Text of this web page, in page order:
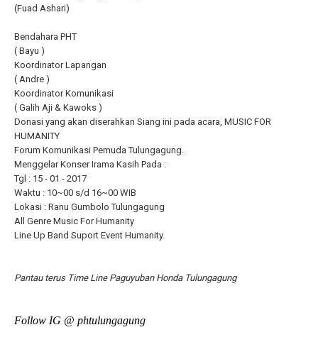
(Fuad Ashari)
Bendahara PHT
( Bayu )
Koordinator Lapangan
( Andre )
Koordinator Komunikasi
( Galih Aji & Kawoks )
Donasi yang akan diserahkan Siang ini pada acara, MUSIC FOR
HUMANITY
Forum Komunikasi Pemuda Tulungagung.
Menggelar Konser Irama Kasih Pada :
Tgl : 15 - 01 - 2017
Waktu : 10~00 s/d 16~00 WIB
Lokasi : Ranu Gumbolo Tulungagung
All Genre Music For Humanity
Line Up Band Suport Event Humanity.
Pantau terus Time Line Paguyuban Honda Tulungagung
Follow IG @ phtulungagung